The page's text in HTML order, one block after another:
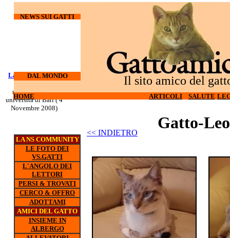
Il sito amico del
DAL MONDO
NEWS SUI GATTI
HOME ARTICOLI SALUTE
Gatto-Leo
<< INDIETRO
LA NS COMMUNITY
LE FOTO DEI
VS.GATTI
L'ANGOLO DEI
LETTORI
PERSI & TROVATI
CERCO & OFFRO
ADOTTAMI
AMICI DEL GATTO
INSIEME IN
ALBERGO
I gatti
Ottobre 2008)
Laureati su cani e
nuovo corso all'
universita di Bari ( 4
Novembre 2008)